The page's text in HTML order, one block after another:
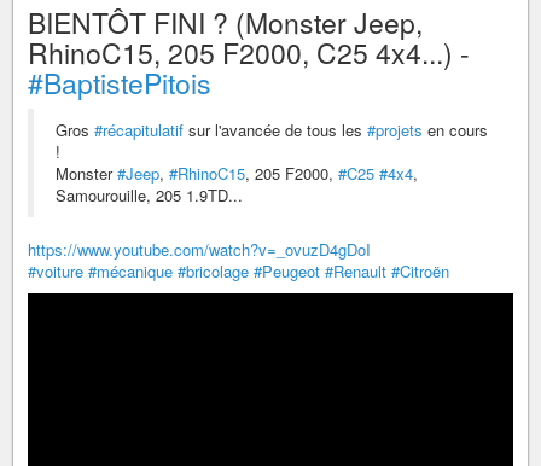
BIENTÔT FINI ? (Monster Jeep,
RhinoC15, 205 F2000, C25 4x4...) -
#BaptistePitois
Gros #récapitulatif sur l'avancée de tous les #projets en cours
!
Monster#Jeep, #RhinoC15, 205 F2000, #C25 #4x4,
Samourouille, 205 1.9TD...
https://www.youtube.com/watch?v=_ovuzD4gDoI
#voiture #mécanique #bricolage #Peugeot #Renault #Citroën